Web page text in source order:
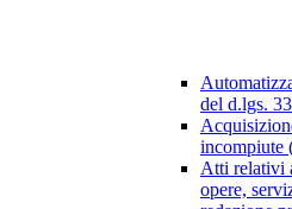
del d.lgs.
incompiute
Atti relativi
opere,